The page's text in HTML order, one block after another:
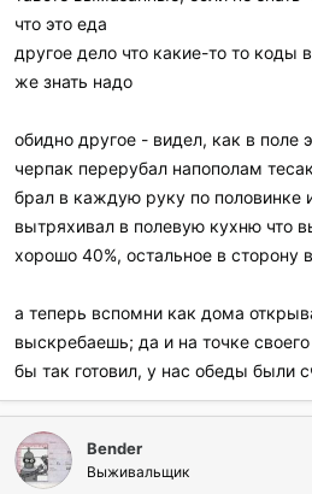
что это еда
другое дело что какие-то то коды
же знать надо
обидно другое - видел, как в поле
черпак перерубал напополам
брал в каждую руку по
вытряхивал в полевую кухню что
хорошо 40%, остальное в сторону
а теперь вспомни как дома
выскребаешь; да и на точке
бы так готовил, у нас обеды были
Bender
Выживальщик